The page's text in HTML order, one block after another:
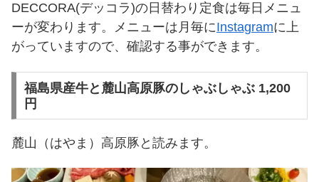
DECCORA(デッコラ)の日替わり定食は毎日メニュ
ーが変わります。メニューは月毎にInstagramに上
がっていますので、確認する事ができます。
福島県産牛と麓山高原豚のしゃぶしゃぶ 1,200
円
麓山（はやま）高原豚と読みます。